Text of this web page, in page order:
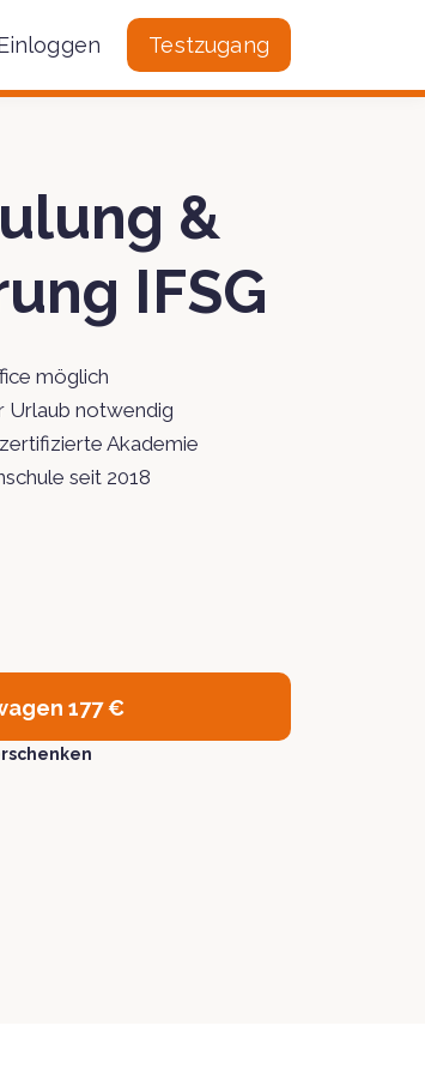
Testzugang
&
IFSG
möglich
Urlaub notwendig
Akademie
seit 2018
177 €